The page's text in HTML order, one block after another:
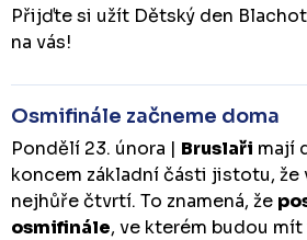
Přijďte si užít Dětský den
na vás!
Osmifinále začneme doma
Pondělí 23. února | Bruslaři mají
koncem základní části jistotu, že
nejhůře čtvrtí. To znamená, že
osmifinále, ve kterém budou mít